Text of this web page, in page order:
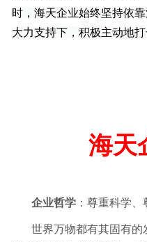
时，海天企业始终坚持依
大力支持下，积极主动地
海天企
企业哲学：尊重科学、
世界万物都有其固有